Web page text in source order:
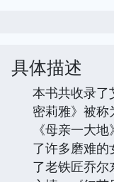
具体描述
本书共收录了
密莉雅》被称
《母亲一大
了许多磨难的
了老铁匠乔尔